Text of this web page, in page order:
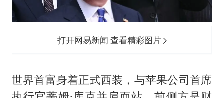
打开网易新闻 查看精彩图片
世界首富身着正式西装，与苹果公司首席